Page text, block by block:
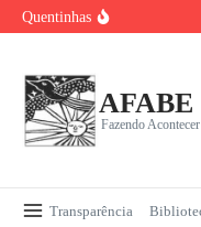
Ir para o conteúdo
Quentinhas
Baile
AFABE
Fazendo Acontecer
Transparência